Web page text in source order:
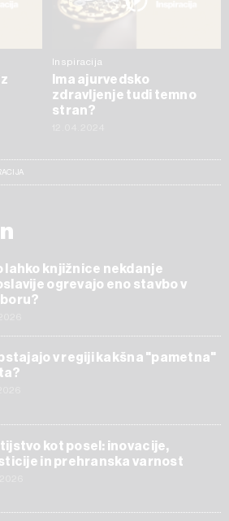
Inspiracija
Ima ajurvedsko
zdravljenje tudi temno
stran?
lahko knjižnice nekdanje
ogrevajo eno stavbo v
v regiji kakšna "pametna"
kot posel: inovacije,
in prehranska varnost